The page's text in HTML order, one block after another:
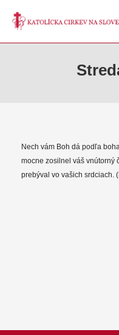
Nech vám Boh dá podľa
mocne zosilnel váš vnútorný
prebýval vo vašich srdciach.